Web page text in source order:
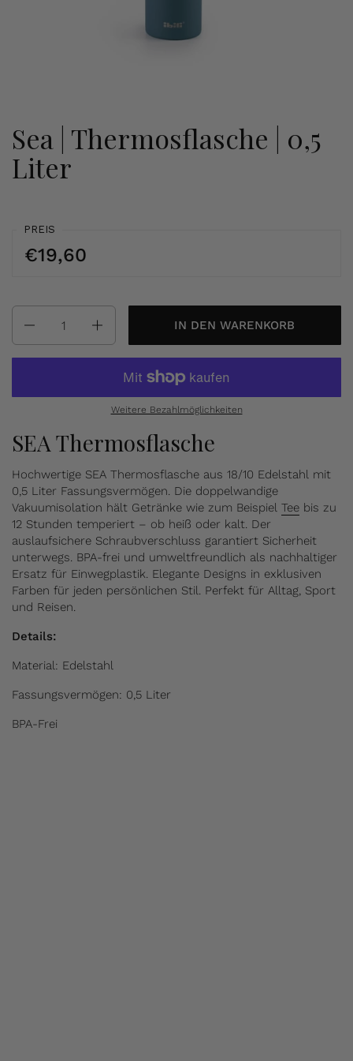
Sea | Thermosflasche | 0,5
Liter
PREIS
€19,60
IN DEN WARENKORB
Weitere Bezahlmöglichkeiten
SEA Thermosflasche
Hochwertige SEA Thermosflasche aus 18/10 Edelstahl mit
0,5 Liter Fassungsvermögen. Die doppelwandige
Vakuumisolation hält Getränke wie zum Beispiel Tee bis zu
12 Stunden temperiert – ob heiß oder kalt. Der
auslaufsichere Schraubverschluss garantiert Sicherheit
unterwegs. BPA-frei und umweltfreundlich als nachhaltiger
Ersatz für Einwegplastik. Elegante Designs in exklusiven
Farben für jeden persönlichen Stil. Perfekt für Alltag, Sport
und Reisen.
Details:
Material: Edelstahl
Fassungsvermögen: 0,5 Liter
BPA-Frei